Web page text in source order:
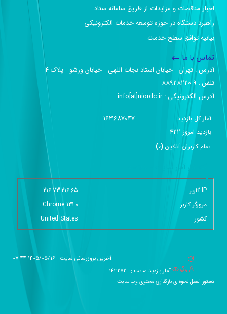
اخبار مناقصات و مزایدات از طریق سامانه ستاد
راهبرد دستگاه در حوزه توسعه خدمات الکترونیکی
بیانیه توافق سطح خدمت
تماس با ما
آدرس :‌ تهران - خیابان استاد نجات اللهی - خیابان ورشو - پلاک ۴
تلفن :‌ 9-88928220
آدرس الکترونیکی :‌ info[at]niordc.ir
آمار کل بازدید 163687047
بازديد امروز 422
تمام کاربران آنلاين (
0
)
IP کاربر
216.73.216.65
مرورگر کاربر
Chrome 131.0
کشور
United States
آخرین بروزرسانی سایت : 1405/05/16 07:44
آمار بازدید سایت : 143272
دستور العمل نحوه ی بارگذاری محتوی وب سایت